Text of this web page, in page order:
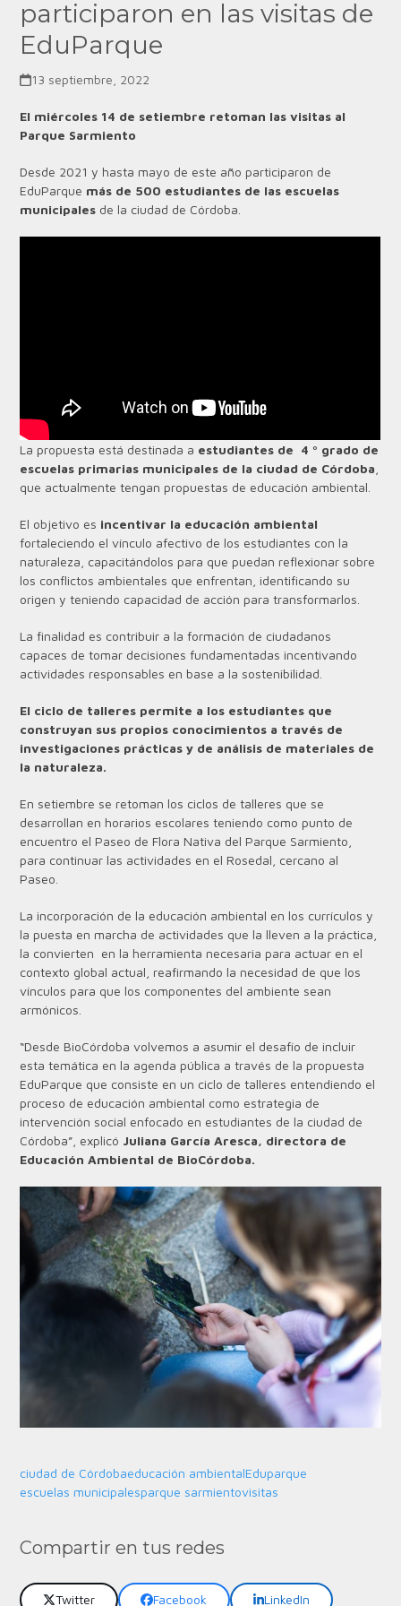
participaron en las visitas de
EduParque
13 septiembre, 2022
El miércoles 14 de setiembre retoman las visitas al
Parque Sarmiento
Desde 2021 y hasta mayo de este año participaron de
EduParque más de 500 estudiantes de las escuelas
municipales de la ciudad de Córdoba.
La propuesta está destinada a estudiantes de 4 º grado de
escuelas primarias municipales de la ciudad de Córdoba
que actualmente tengan propuestas de educación ambiental.
El objetivo es incentivar la educación ambiental
fortaleciendo el vínculo afectivo de los estudiantes con la
naturaleza, capacitándolos para que puedan reflexionar sobre
los conflictos ambientales que enfrentan, identificando su
origen y teniendo capacidad de acción para transformarlos.
La finalidad es contribuir a la formación de ciudadanos
capaces de tomar decisiones fundamentadas incentivando
actividades responsables en base a la sostenibilidad.
El ciclo de talleres permite a los estudiantes que
construyan sus propios conocimientos a través de
investigaciones prácticas y de análisis de materiales de
la naturaleza.
En setiembre se retoman los ciclos de talleres que se
desarrollan en horarios escolares teniendo como punto de
encuentro el Paseo de Flora Nativa del Parque Sarmiento,
para continuar las actividades en el Rosedal, cercano al
Paseo.
La incorporación de la educación ambiental en los currículos y
la puesta en marcha de actividades que la lleven a la práctica,
la convierten en la herramienta necesaria para actuar en el
contexto global actual, reafirmando la necesidad de que los
vínculos para que los componentes del ambiente sean
armónicos.
“Desde BioCórdoba volvemos a asumir el desafío de incluir
esta temática en la agenda pública a través de la propuesta
EduParque que consiste en un ciclo de talleres entendiendo el
proceso de educación ambiental como estrategia de
intervención social enfocado en estudiantes de la ciudad de
Córdoba”, explicó Juliana García Aresca, directora de
Educación Ambiental de BioCórdoba.
ciudad de Córdobaeducación ambientalEduparque
escuelas municipalesparque sarmientovisitas
Compartir en tus redes
Twitter Facebook LinkedIn